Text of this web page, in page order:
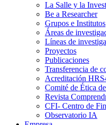
La Salle y la
Be a Researcher
Grupos e Institutos
Áreas de
Líneas de
Proyectos
Publicaciones
Transferencia de
Acreditación
Comité de Ética
Revista
CFI- Centro de
Observatorio IA